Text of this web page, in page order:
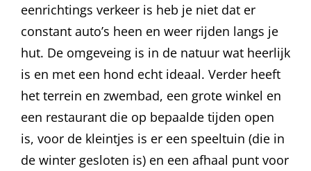
eenrichtings verkeer is heb je niet dat er
constant auto’s heen en weer rijden langs je
hut. De omgeveing is in de natuur wat heerlijk
is en met een hond echt ideaal. Verder heeft
het terrein en zwembad, een grote winkel en
een restaurant die op bepaalde tijden open
is, voor de kleintjes is er een speeltuin (die in
de winter gesloten is) en een afhaal punt voor